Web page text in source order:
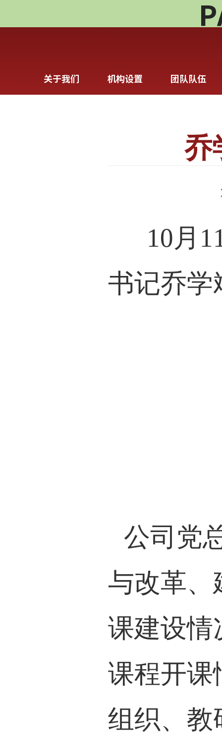
关于我们 机构设置 团队队伍
乔
10月11
书记乔学
公司党
与改革、
课建设情
课程开课
组织、教